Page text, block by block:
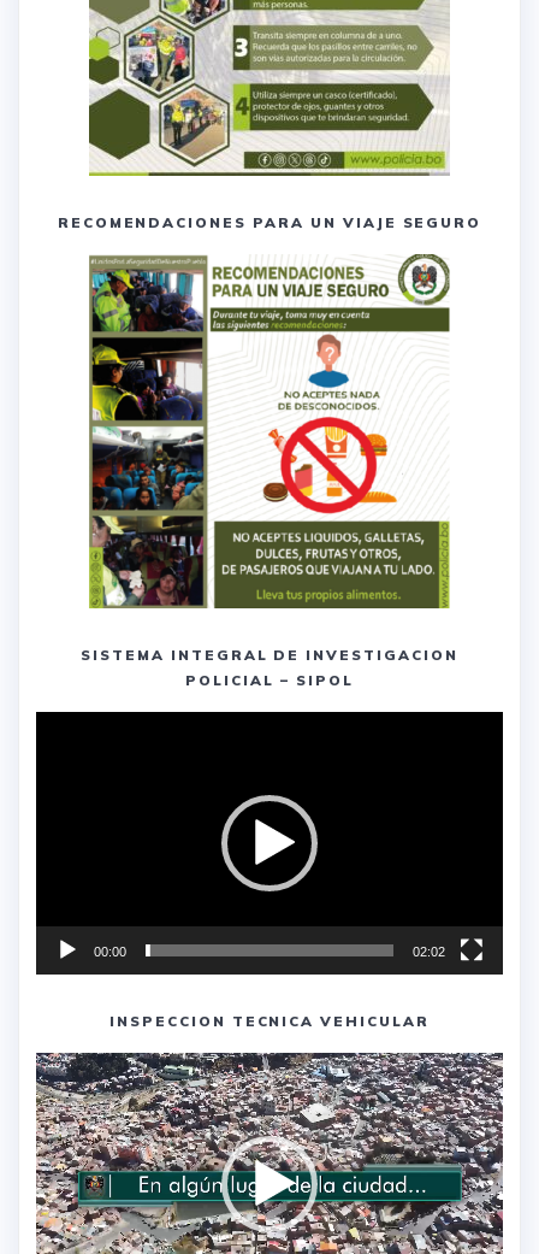
RECOMENDACIONES PARA UN VIAJE SEGURO
SISTEMA INTEGRAL DE INVESTIGACION
POLICIAL – SIPOL
00:00 02:02
INSPECCION TECNICA VEHICULAR
Reproductor
de
vídeo